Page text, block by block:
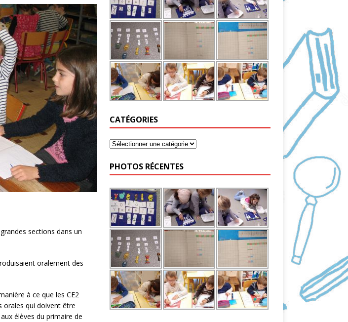
sections dans un
oralement des
à ce que les CE2
orales qui doivent être
élèves du primaire de
CATÉGORIES
PHOTOS RÉCENTES